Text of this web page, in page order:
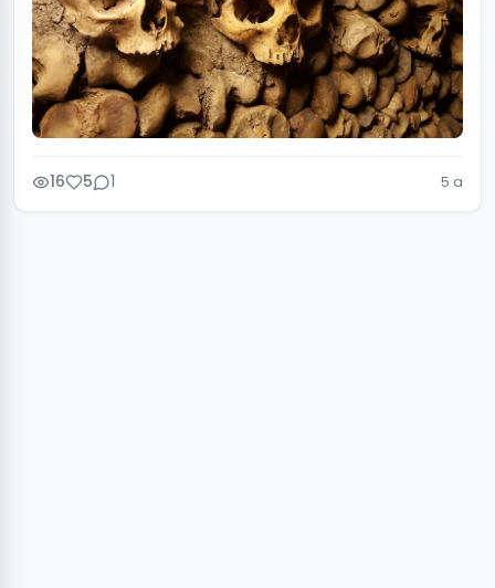
16 5 1 5 a